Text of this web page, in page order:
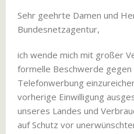
Sehr geehrte Damen und
Bundesnetzagentur,
ich wende mich mit großer
formelle Beschwerde gegen
Telefonwerbung
vorherige Einwilligung
unseres Landes und
auf Schutz vor